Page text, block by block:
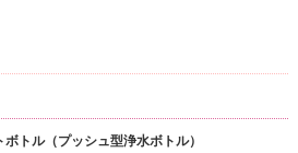
トル（プッシュ型浄水ボトル）